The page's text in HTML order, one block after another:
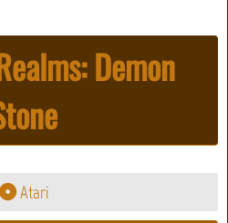
Demon
Atari